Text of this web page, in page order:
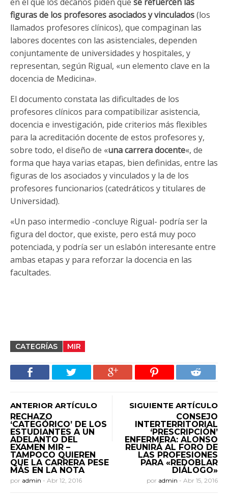
en el que los decanos piden que se refuercen las
figurasde los profesoresasociadosyvinculados(los
llamados profesores clínicos), que compaginan las
labores docentes con las asistenciales, dependen
conjuntamente de universidades y hospitales, y
representan, según Rigual, «un elemento clave en la
docencia de Medicina».
El documento constata las dificultades de los
profesores clínicos para compatibilizar asistencia,
docencia e investigación, pide criterios más flexibles
para la acreditación docente de estos profesores y,
sobre todo, el diseño de «unacarreradocente«, de
forma que haya varias etapas, bien definidas, entre las
figuras de los asociados y vinculados y la de los
profesores funcionarios (catedráticos y titulares de
Universidad).
«Un paso intermedio -concluye Rigual- podría ser la
figura del doctor, que existe, pero está muy poco
potenciada, y podría ser un eslabón interesante entre
ambas etapas y para reforzar la docencia en las
facultades.
CATEGRÍAS MIR
ANTERIOR ARTÍCULO
RECHAZO
‘CATEGÓRICO’ DE LOS
ESTUDIANTES A UN
ADELANTO DEL
EXAMEN MIR –
TAMPOCO QUIEREN
QUE LA CARRERA PESE
MÁS EN LA NOTA
por admin - Abr 12, 2016
SIGUIENTE ARTÍCULO
CONSEJO
INTERTERRITORIAL
‘PRESCRIPCIÓN’
ENFERMERA: ALONSO
REUNIRÁ AL FORO DE
LAS PROFESIONES
PARA «REDOBLAR
DIÁLOGO»
por admin - Abr 15, 2016